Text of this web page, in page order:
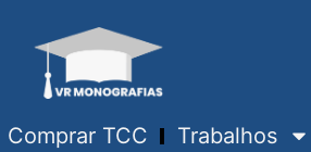
Comprar TCC Trabalhos